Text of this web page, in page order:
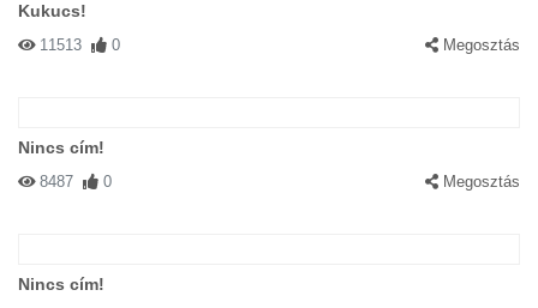
Kukucs!
11513 0 Megosztás
Nincs cím!
8487 0 Megosztás
Nincs cím!